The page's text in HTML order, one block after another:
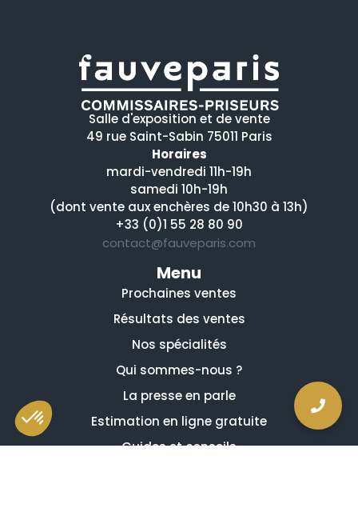
Salle d'exposition et de vente
49 rue Saint-Sabin 75011 Paris
Horaires
mardi-vendredi 11h-19h
samedi 10h-19h
(dont vente aux enchères de 10h30 à 13h)
+33 (0)1 55 28 80 90
contact@fauveparis.com
Menu
Prochaines ventes
Résultats des ventes
Nos spécialités
Qui sommes-nous ?
La presse en parle
Estimation en ligne gratuite
Guides et conseils